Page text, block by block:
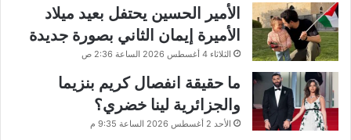
الأمير الحسين يحتفل بعيد ميلاد
الأميرة إيمان الثاني بصورة جديدة
الثلاثاء 4 أغسطس 2026 الساعة 2:36 ص
ما حقيقة انفصال كريم بنزيما
والجزائرية لينا خضري؟
الأحد 2 أغسطس 2026 الساعة 9:35 م